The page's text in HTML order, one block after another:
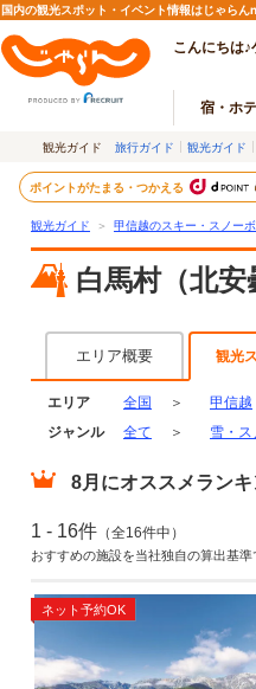
国内の観光スポット・イベント情報はじゃら
こんにちは
宿・ホ
観光ガイド 旅行ガイド 観光ガイド
ポイントがたまる・つかえる
観光ガイド ＞ 甲信越のスキー・スノー
白馬村（北
エリア概要 観光
エリア 全国 ＞ 甲信越
ジャンル
全て ＞ 雪・
8月 にオススメラン
1 - 16件 （全16件中）
おすすめの施設を当社独自の算出基
ネット予約OK